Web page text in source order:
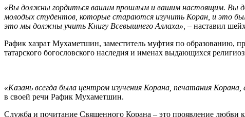
«Вы должны гордиться вашим прошлым и вашим настоящим. Вы
молодых студентов, которые стараются изучить Коран, и это
это мы должны учить Книгу Всевышнего Аллаха», – наставил
Рафик хазрат Мухаметшин, заместитель муфтия по образованию,
татарского богословского наследия и именах выдающихся
«Казань всегда была центром изучения Корана, печатания
в своей речи Рафик Мухаметшин.
Служба и почитание Священного Корана – это проявление любви